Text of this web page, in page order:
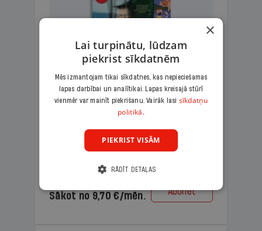
KOMPLEKTS IR + LASIS
Ģimenes komplekts – aizraujošs
lasāmžurnāls bērniem un analītiska
lasāmviela vecākiem.
Sākot no 9,70 €/mēn. Abonēt
×
Lai turpinātu, lūdzam
piekrist sīkdatnēm
Mēs izmantojam tikai sīkdatnes, kas nepieciešamas
lapas darbībai un analītikai. Lapas kreisajā stūrī
vienmēr var mainīt piekrišanu. Vairāk lasi sīkdatņu
politikā.
PIEKRIST VISĀM
RĀDĪT DETAĻAS